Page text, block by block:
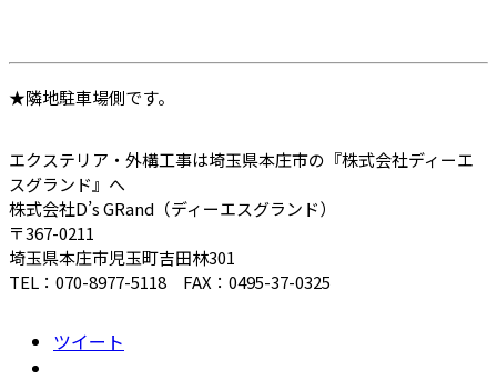
★隣地駐車場側です。
エクステリア・外構工事は埼玉県本庄市の『株式会社ディーエ
スグランド』へ
株式会社D’s GRand（ディーエスグランド）
〒367-0211
埼玉県本庄市児玉町吉田林301
TEL：070-8977-5118 FAX：0495-37-0325
ツイート